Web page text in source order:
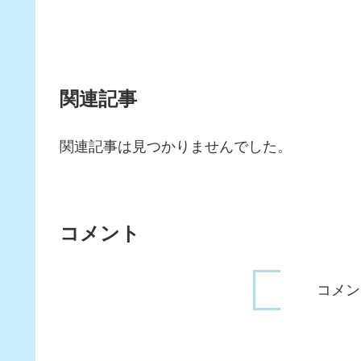
関連記事
関連記事は見つかりませんでした。
コメント
コメ